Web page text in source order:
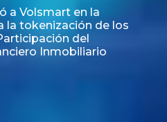
a Volsmart en la
la tokenización de los
del
Inmobiliario